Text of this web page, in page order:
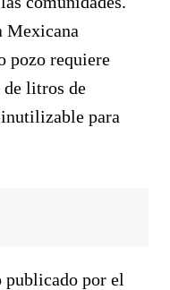
Mexicana
pozo requiere
litros de
para
publicado por el